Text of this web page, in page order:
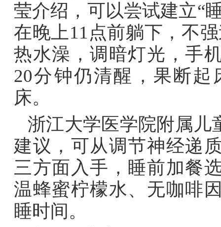
莹介绍，可以尝试建立“
在晚上11点前躺下，不
热水澡，调暗灯光，手
20分钟仍清醒，果断
床。
浙江大学医学院附属儿
建议，可从调节神经递
三方面入手，睡前加餐
温蜂蜜柠檬水、无咖啡
睡时间。